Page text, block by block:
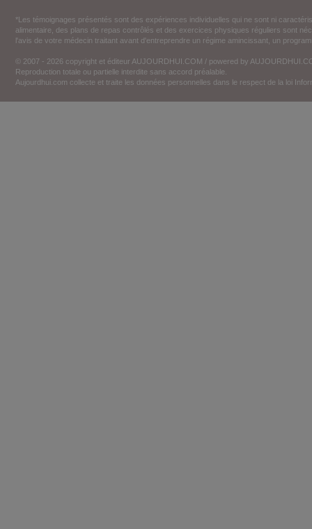
*Les témoignages présentés sont des expériences individuelles qui ne sont ni
alimentaire, des plans de repas contrôlés et des exercices physiques réguliers sont
l'avis de votre médecin traitant avant d'entreprendre un régime amincissant, un
© 2007 - 2026 copyright et éditeur AUJOURDHUI.COM / powered by
Reproduction totale ou partielle interdite sans accord préalable.
Aujourdhui.com collecte et traite les données personnelles dans le respect de la loi